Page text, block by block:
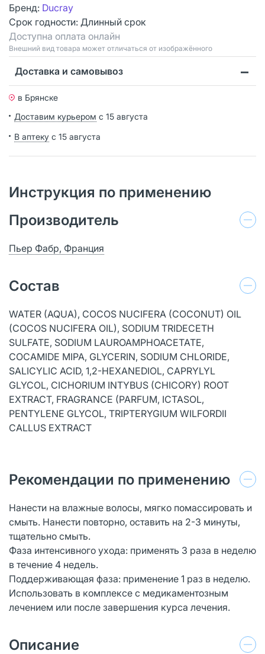
Бренд: Ducray
Срок годности: Длинный срок
Доступна оплата онлайн
Bнешний вид товара может отличаться от изображённого
Доставка и самовывоз
в Брянске
Доставим курьером с 15 августа
В аптеку с 15 августа
Инструкция по применению
Производитель
Пьер Фабр, Франция
Состав
WATER (AQUA), COCOS NUCIFERA (COCONUT) OIL
(COCOS NUCIFERA OIL), SODIUM TRIDECETH
SULFATE, SODIUM LAUROAMPHOACETATE,
COCAMIDE MIPA, GLYCERIN, SODIUM CHLORIDE,
SALICYLIC ACID, 1,2-HEXANEDIOL, CAPRYLYL
GLYCOL, CICHORIUM INTYBUS (CHICORY) ROOT
EXTRACT, FRAGRANCE (PARFUM, ICTASOL,
PENTYLENE GLYCOL, TRIPTERYGIUM WILFORDII
CALLUS EXTRACT
Рекомендации по применению
Нанести на влажные волосы, мягко помассировать и
смыть. Нанести повторно, оставить на 2-3 минуты,
тщательно смыть.
Фаза интенсивного ухода: применять 3 раза в неделю
в течение 4 недель.
Поддерживающая фаза: применение 1 раз в неделю.
Использовать в комплексе с медикаментозным
лечением или после завершения курса лечения.
Описание